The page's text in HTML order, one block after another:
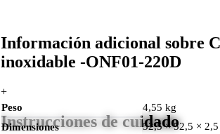
Información adicional sobre
inoxidable -ONF01-220D
+
Peso
4,55 kg
Dimensiones
52,5 × 52,5 ×
Instrucciones de cuidado